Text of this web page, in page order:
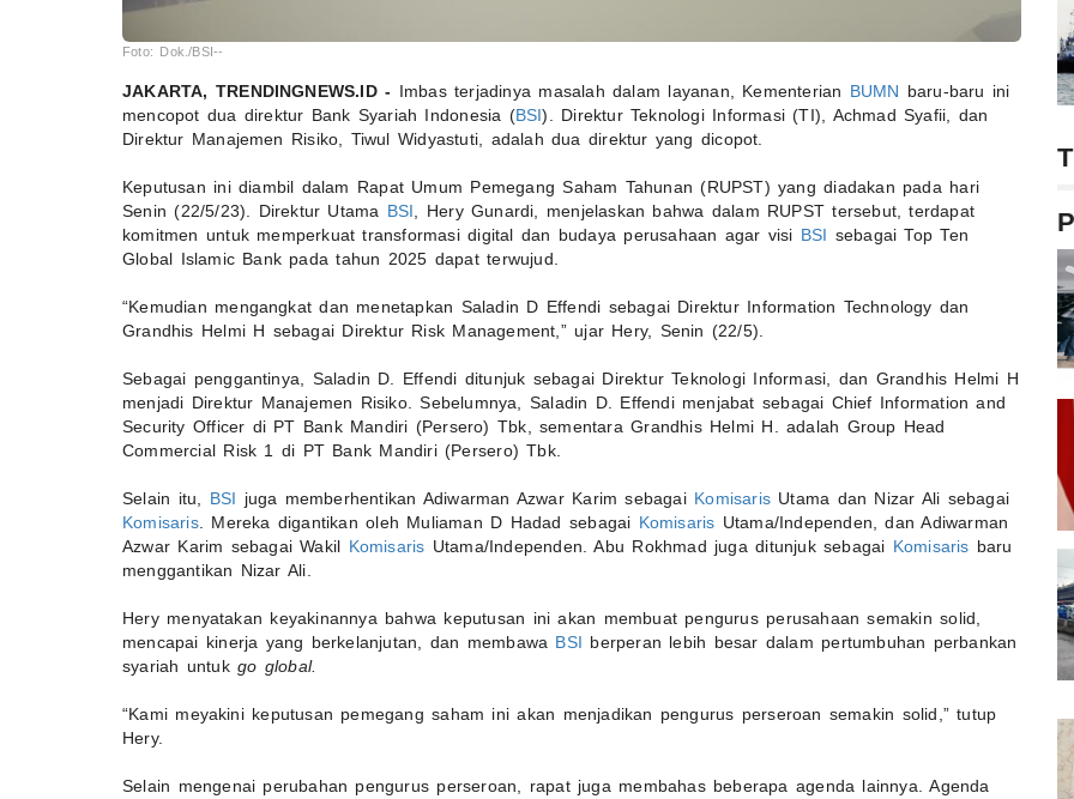
Foto: Dok./BSI--
JAKARTA, TRENDINGNEWS.ID - Imbas terjadinya masalah dalam layanan, Kementerian BUMN baru-baru ini
mencopot dua direktur Bank Syariah Indonesia (BSI). Direktur Teknologi Informasi (TI), Achmad Syafii, dan
Direktur Manajemen Risiko, Tiwul Widyastuti, adalah dua direktur yang dicopot.
Keputusan ini diambil dalam Rapat Umum Pemegang Saham Tahunan (RUPST) yang diadakan pada hari
Senin (22/5/23). Direktur Utama BSI , Hery Gunardi, menjelaskan bahwa dalam RUPST tersebut, terdapat
komitmen untuk memperkuat transformasi digital dan budaya perusahaan agar visi BSI sebagai Top Ten
Global Islamic Bank pada tahun 2025 dapat terwujud.
“Kemudian mengangkat dan menetapkan Saladin D Effendi sebagai Direktur Information Technology dan
Grandhis Helmi H sebagai Direktur Risk Management,” ujar Hery, Senin (22/5).
Sebagai penggantinya, Saladin D. Effendi ditunjuk sebagai Direktur Teknologi Informasi, dan Grandhis Helmi H
menjadi Direktur Manajemen Risiko. Sebelumnya, Saladin D. Effendi menjabat sebagai Chief Information and
Security Officer di PT Bank Mandiri (Persero) Tbk, sementara Grandhis Helmi H. adalah Group Head
Commercial Risk 1 di PT Bank Mandiri (Persero) Tbk.
Selain itu, BSI juga memberhentikan Adiwarman Azwar Karim sebagai KomisarisUtama dan Nizar Ali sebagai
Komisaris. Mereka digantikan oleh Muliaman D Hadad sebagai Komisaris Utama/Independen, dan Adiwarman
Azwar Karim sebagai Wakil Komisaris Utama/Independen. Abu Rokhmad juga ditunjuk sebagai Komisaris baru
menggantikan Nizar Ali.
Hery menyatakan keyakinannya bahwa keputusan ini akan membuat pengurus perusahaan semakin solid,
mencapai kinerja yang berkelanjutan, dan membawa BSI berperan lebih besar dalam pertumbuhan perbankan
syariah untuk go global.
“Kami meyakini keputusan pemegang saham ini akan menjadikan pengurus perseroan semakin solid,” tutup
Hery.
Selain mengenai perubahan pengurus perseroan, rapat juga membahas beberapa agenda lainnya. Agenda